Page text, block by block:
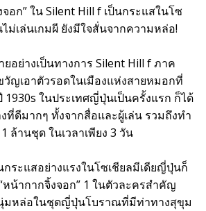
อก” ใน Silent Hill f เป็นกระแสในโซ
ม่เล่นเกมผี ยังมีใจสั่นจากความหล่อ!
อย่างเป็นทางการ Silent Hill f ภาค
วัญเอาตัวรอดในเมืองแห่งสายหมอกที่
1930s ในประเทศญี่ปุ่นเป็นครั้งแรก ก็ได้
ที่ดีมากๆ ทั้งจากสื่อและผู้เล่น รวมถึงทำ
ล้านชุด ในเวลาเพียง 3 วัน
ระแสอย่างแรงในโซเชียลมีเดียญี่ปุ่นก็
หน้ากากจิ้งจอก” 1 ในตัวละครสำคัญ
มหล่อในชุดญี่ปุ่นโบราณที่มีท่าทางสุขุม